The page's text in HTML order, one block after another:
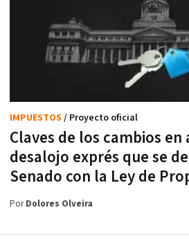
Claves de los cambios
desalojo exprés que se
Senado con la Ley de
IMPUESTOS / Proyecto oficial
PorDolores Olveira